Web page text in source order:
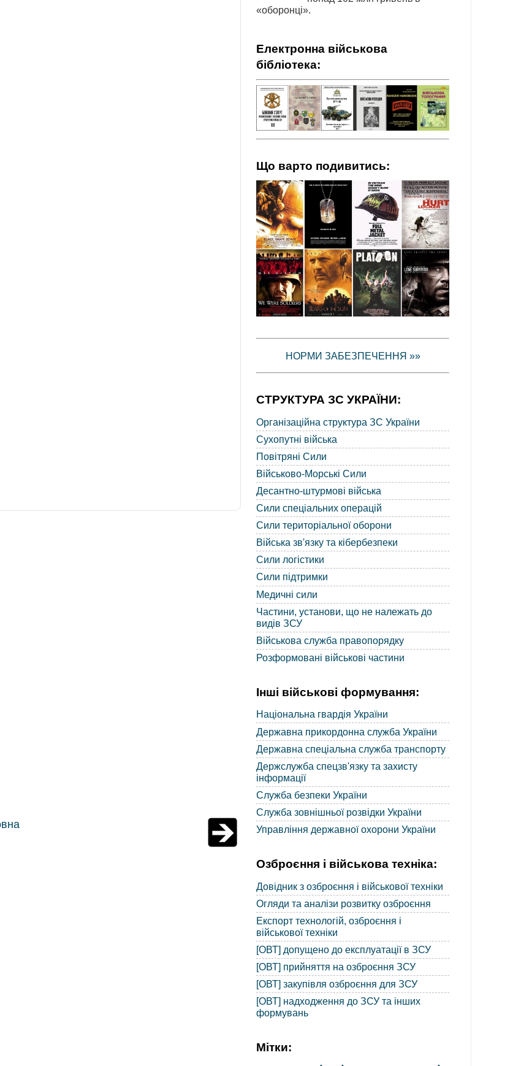
«оборонці».
Електронна військова
бібліотека:
Що варто подивитись:
НОРМИ ЗАБЕЗПЕЧЕННЯ »»
СТРУКТУРА ЗС УКРАЇНИ:
Організаційна структура ЗС України
Сухопутні війська
Повітряні Сили
Військово-Морські Сили
Десантно-штурмові війська
Сили спеціальних операцій
Сили територіальної оборони
Війська зв'язку та кібербезпеки
Сили логістики
Сили підтримки
Медичні сили
Частини, установи, що не належать до
видів ЗСУ
Військова служба правопорядку
Розформовані військові частини
Інші військові формування:
Національна гвардія України
Державна прикордонна служба України
Державна спеціальна служба транспорту
Держслужба спецзв'язку та захисту
інформації
Служба безпеки України
Служба зовнішньої розвідки України
Управління державної охорони України
Озброєння і військова техніка:
Довідник з озброєння і військової техніки
Огляди та аналізи розвитку озброєння
Експорт технологій, озброєння і
військової техніки
[ОВТ] допущено до експлуатації в ЗСУ
[ОВТ] прийняття на озброєння ЗСУ
[ОВТ] закупівля озброєння для ЗСУ
[ОВТ] надходження до ЗСУ та інших
формувань
Мітки: